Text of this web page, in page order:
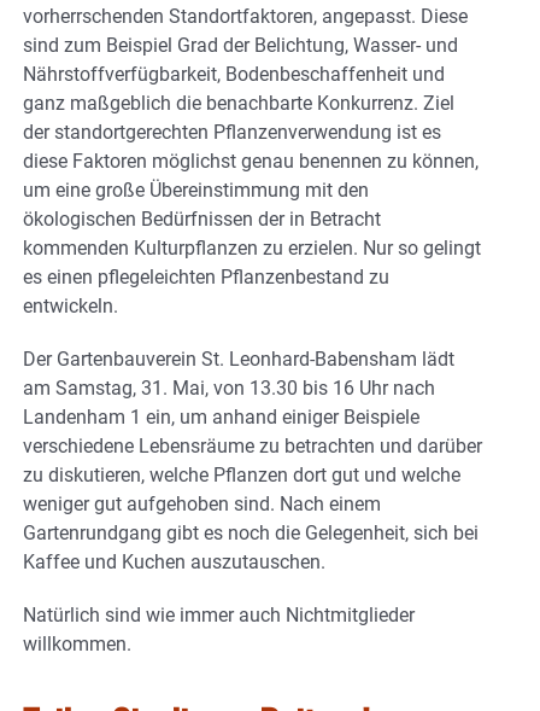
vorherrschenden Standortfaktoren, angepasst. Diese
sind zum Beispiel Grad der Belichtung, Wasser- und
Nährstoffverfügbarkeit, Bodenbeschaffenheit und
ganz maßgeblich die benachbarte Konkurrenz. Ziel
der standortgerechten Pflanzenverwendung ist es
diese Faktoren möglichst genau benennen zu können,
um eine große Übereinstimmung mit den
ökologischen Bedürfnissen der in Betracht
kommenden Kulturpflanzen zu erzielen. Nur so gelingt
es einen pflegeleichten Pflanzenbestand zu
entwickeln.
Der Gartenbauverein St. Leonhard-Babensham lädt
am Samstag, 31. Mai, von 13.30 bis 16 Uhr nach
Landenham 1 ein, um anhand einiger Beispiele
verschiedene Lebensräume zu betrachten und darüber
zu diskutieren, welche Pflanzen dort gut und welche
weniger gut aufgehoben sind. Nach einem
Gartenrundgang gibt es noch die Gelegenheit, sich bei
Kaffee und Kuchen auszutauschen.
Natürlich sind wie immer auch Nichtmitglieder
willkommen.